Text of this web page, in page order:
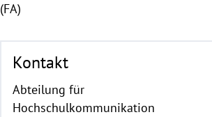
(FA)
Kontakt
Abteilung für
Hochschulkommunikation